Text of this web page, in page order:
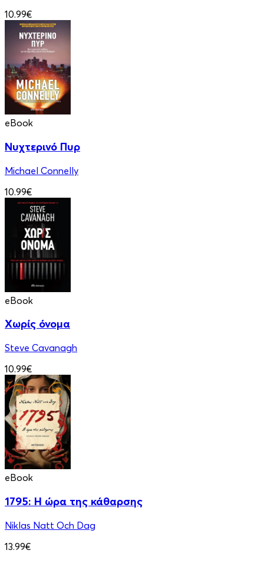
10.99€
eBook
Νυχτερινό Πυρ
Michael Connelly
10.99€
eBook
Χωρίς όνομα
Steve Cavanagh
10.99€
eBook
1795: Η ώρα της κάθαρσης
Niklas Natt Och Dag
13.99€